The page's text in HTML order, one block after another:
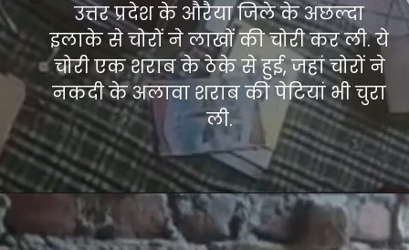
उत्तर प्रदेश के औरैया जिले के अछल्दा
इलाके से चोरों ने लाखों की चोरी कर ली. ये
चोरी एक शराब के ठेके से हुई, जहां चोरों ने
नकदी के अलावा शराब की पेटियां भी चुरा
ली.